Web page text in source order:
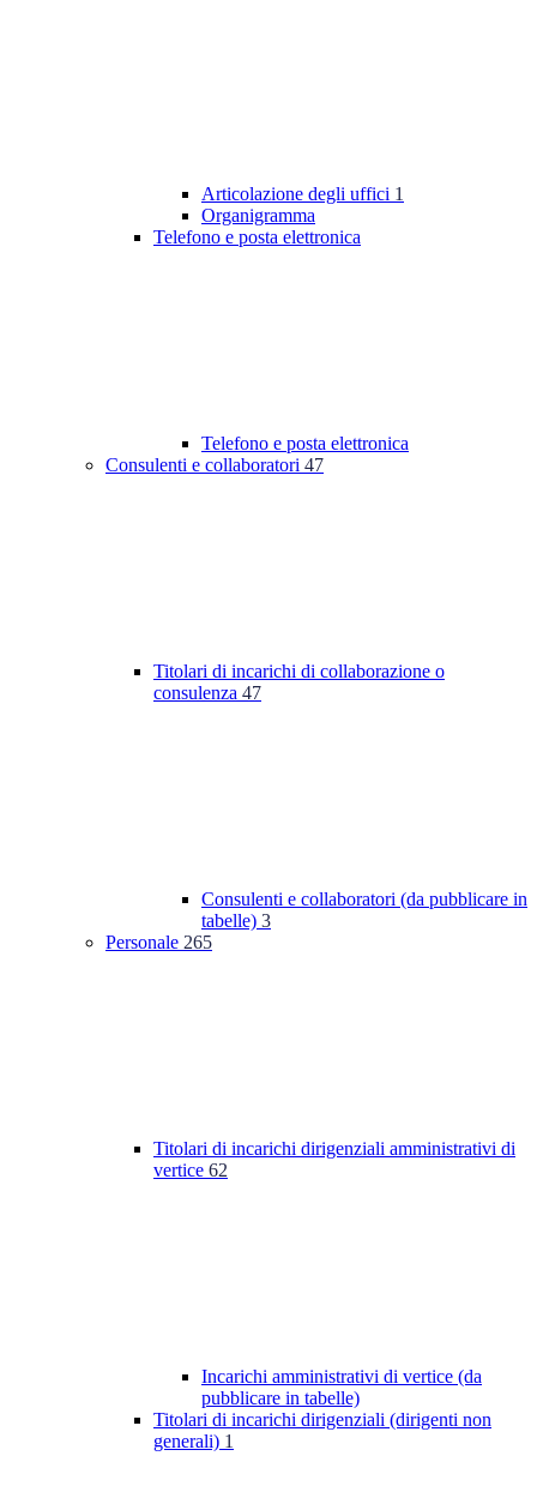
Articolazione degli uffici 1
Organigramma
Telefono e posta elettronica
Telefono e posta elettronica
Consulenti e collaboratori 47
Titolari di incarichi di collaborazione o
consulenza 47
Consulenti e collaboratori (da pubblicare in
tabelle) 3
Personale 265
Titolari di incarichi dirigenziali amministrativi di
vertice 62
Incarichi amministrativi di vertice (da
pubblicare in tabelle)
Titolari di incarichi dirigenziali (dirigenti non
generali) 1